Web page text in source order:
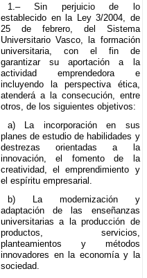
1.– Sin perjuicio de lo
establecido en la Ley 3/2004, de
25 de febrero, del Sistema
Universitario Vasco, la formación
universitaria, con el fin de
garantizar su aportación a la
actividad emprendedora e
incluyendo la perspectiva ética,
atenderá a la consecución, entre
otros, de los siguientes objetivos:
a) La incorporación en sus
planes de estudio de habilidades y
destrezas orientadas a la
innovación, el fomento de la
creatividad, el emprendimiento y
el espíritu empresarial.
b) La modernización y
adaptación de las enseñanzas
universitarias a la producción de
productos, servicios,
planteamientos y métodos
innovadores en la economía y la
sociedad.